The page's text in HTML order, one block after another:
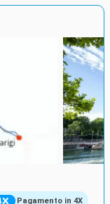
Pagamento in 4X